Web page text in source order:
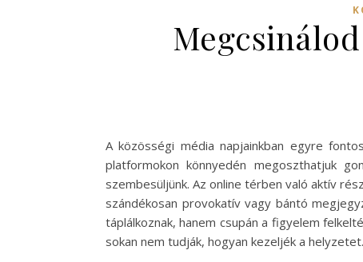
A közösségi média napjainkban egyre
platformokon könnyedén megoszthatjuk
szembesüljünk. Az online térben való aktív
szándékosan provokatív vagy bántó
táplálkoznak, hanem csupán a figyelem
sokan nem tudják, hogyan kezeljék a